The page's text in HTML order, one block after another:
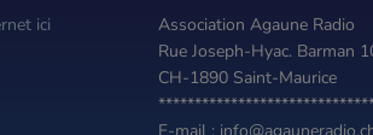
ici
Association Agaune Radio
Rue Joseph-Hyac. Barman
CH-1890 Saint-Maurice